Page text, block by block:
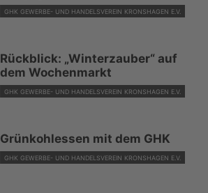
GHK GEWERBE- UND HANDELSVEREIN KRONSHAGEN E.V.
Rückblick: „Winterzauber“ auf
dem Wochenmarkt
GHK GEWERBE- UND HANDELSVEREIN KRONSHAGEN E.V.
Grünkohlessen mit dem GHK
GHK GEWERBE- UND HANDELSVEREIN KRONSHAGEN E.V.